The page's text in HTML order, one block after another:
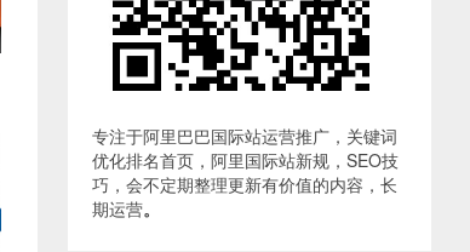
专注于阿里巴巴国际站运营推广，关键词
优化排名首页，阿里国际站新规，SEO技
巧，会不定期整理更新有价值的内容，长
期运营。